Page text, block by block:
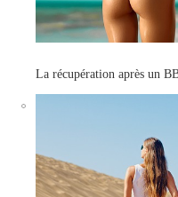
La récupération après un